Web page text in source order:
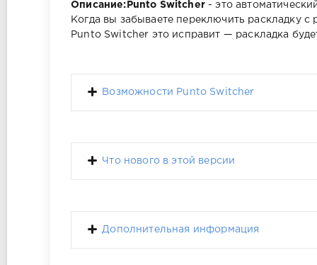
Описание: Punto Switcher- это
Когда вы забываете переключить раскладку
Punto Switcher это исправит — раскладка
Возможности Punto Switcher
Что нового в этой версии
Дополнительная информация